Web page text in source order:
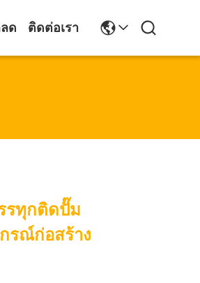
ด ติดต่อเรา
รทุกติดปั๊ม
รณ์ก่อสร้าง